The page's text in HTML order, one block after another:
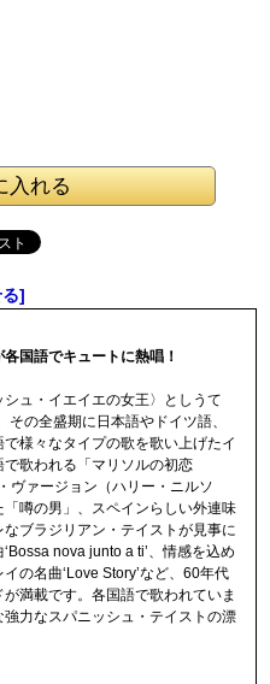
]
国語でキュートに熱唱！
ュ・イエイエの女王〉としうて
の全盛期に日本語やドイツ語、
様々なタイプの歌を歌い上げたイ
歌われる「マリソルの初恋
ヴァージョン（ハリー・ニルソ
噂の男」、スペインらしい外連味
ブラジリアン・テイストが見事に
nova junto a ti’、情感を込め
の名曲‘Love Story’など、60年代
満載です。各国語で歌われていま
力なスパニッシュ・テイストの漂